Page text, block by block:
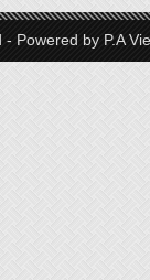
- Powered by P.A